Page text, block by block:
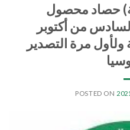
حصاد محصول
من أكتوبر
مرة التصدير
POSTED ON